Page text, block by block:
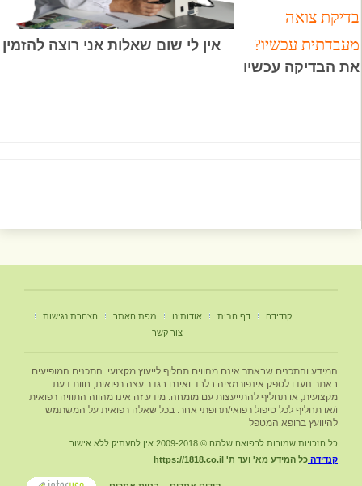
בדיקת צואה
מעבדתית עכשיו?
אין לי שום שאלות אני רוצה להזמין
את הבדיקה עכשיו
קנדידה דף הבית אודותינו מפת האתר
הצהרת נגישות
צור קשר
המידע והתכנים שבאתר אינם מהווים תחליף לייעוץ מקצועי. התכנים המופיעים
באתר נועדו לספק אינפורמציה בלבד ואינם בגדר עצה רפואית, חוות דעת
מקצועית, או תחליף להתייעצות עם מומחה. מידע זה אינו מהווה התוויה רפואית
ו/או תחליף לכל טיפול רפואי/תרופתי אחר. בכל שאלה רפואית על המשתמש
להיוועץ ברופא המטפל
כל הזכויות שמורות לרפואה שלמה © 2009-2018 אין להעתיק ללא אישור
קנדידה כל המידע מא' ועד ת' https://1818.co.il